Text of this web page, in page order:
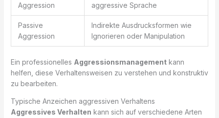
Aggression
aggressive Sprache
Passive
Aggression
Indirekte Ausdrucksformen wie
Ignorieren oder Manipulation
Ein professionelles Aggressionsmanagementkann
helfen, diese Verhaltensweisen zu verstehen und konstruktiv
zu bearbeiten.
Typische Anzeichen aggressiven Verhaltens
Aggressives Verhalten kann sich auf verschiedene Arten